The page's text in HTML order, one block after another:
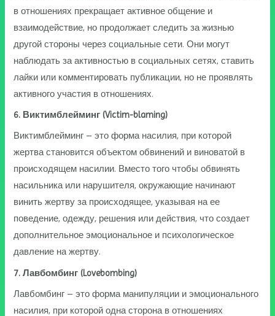
в отношениях прекращает активное общение и
взаимодействие, но продолжает следить за жизнью
другой стороны через социальные сети. Они могут
наблюдать за активностью в социальных сетях, ставить
лайки или комментировать публикации, но не проявлять
активного участия в отношениях.
6. Виктимблейминг (Victim-blaming)
Виктимблейминг – это форма насилия, при которой
жертва становится объектом обвинений и виноватой в
происходящем насилии. Вместо того чтобы обвинять
насильника или нарушителя, окружающие начинают
винить жертву за происходящее, указывая на ее
поведение, одежду, решения или действия, что создает
дополнительное эмоциональное и психологическое
давление на жертву.
7. Лавбомбинг (Lovebombing)
Лавбомбинг – это форма манипуляции и эмоционального
насилия, при которой одна сторона в отношениях